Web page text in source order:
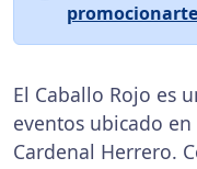
El Caballo Rojo es
eventos ubicado
Cardenal Herrero.